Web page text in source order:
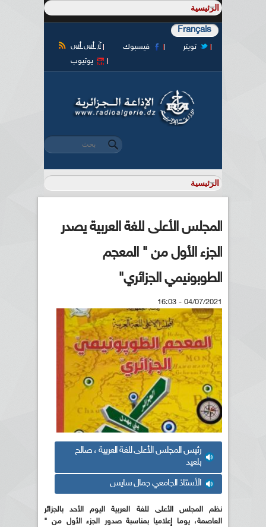
Français
آر أس أس فيسبوك
تويتر
يوتيوب
استمارة البحث
‏بحث ‏
المجلس الأعلى للغة العربية يصدر
الجزء الأول من " المعجم
الطوبونيمي الجزائري"
04/07/2021 - 16:03
رئيس المجلس الأعلى للغة العربية ، صالح
بلعيد
الأستاذ الجامعي جمال سايس
نظم المجلس الأعلى للغة العربية اليوم الأحد بالجزائر
العاصمة، يوما إعلاميا بمناسبة صدور الجزء الأول من "